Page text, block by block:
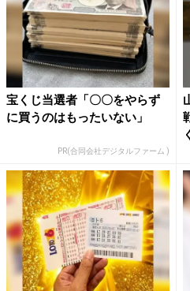
宝くじ当選者「〇〇をやらず
に買うのはもったいない」
PR(合同会社デジタルファーム )